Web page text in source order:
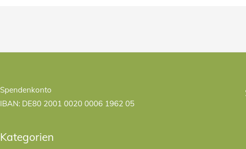
Spendenkonto
IBAN: DE80 2001 0020 0006 1962 05
Kategorien
Kategorien